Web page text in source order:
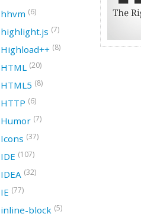
hhvm (6)
highlight.js (7)
Highload++ (8)
HTML (20)
HTML5 (8)
HTTP (6)
Humor (7)
Icons (37)
IDE (107)
IDEA (32)
IE (77)
inline-block (5)